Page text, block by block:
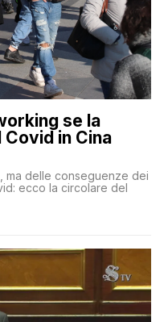
se la
in Cina
ma delle conseguenze dei
ecco la circolare del